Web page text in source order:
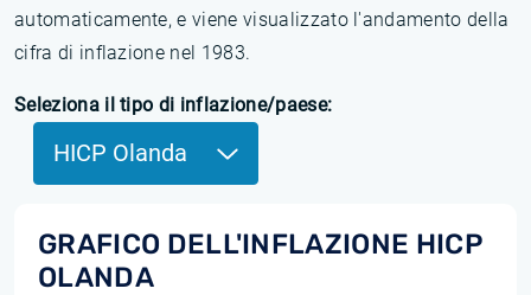
automaticamente, e viene visualizzato l'andamento della
cifra di inflazione nel 1983.
Seleziona il tipo di inflazione/paese:
HICP Olanda
GRAFICO DELL'INFLAZIONE HICP
OLANDA